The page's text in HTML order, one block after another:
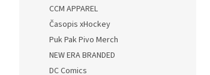
CCM APPAREL
Časopis xHockey
Puk Pak Pivo Merch
NEW ERA BRANDED
DC Comics